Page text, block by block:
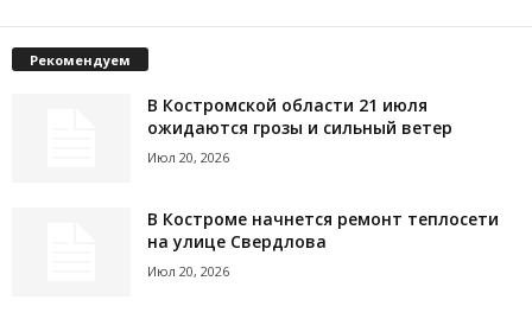
Рекомендуем
В Костромской области 21 июля
ожидаются грозы и сильный ветер
Июл 20, 2026
В Костроме начнется ремонт теплосети
на улице Свердлова
Июл 20, 2026